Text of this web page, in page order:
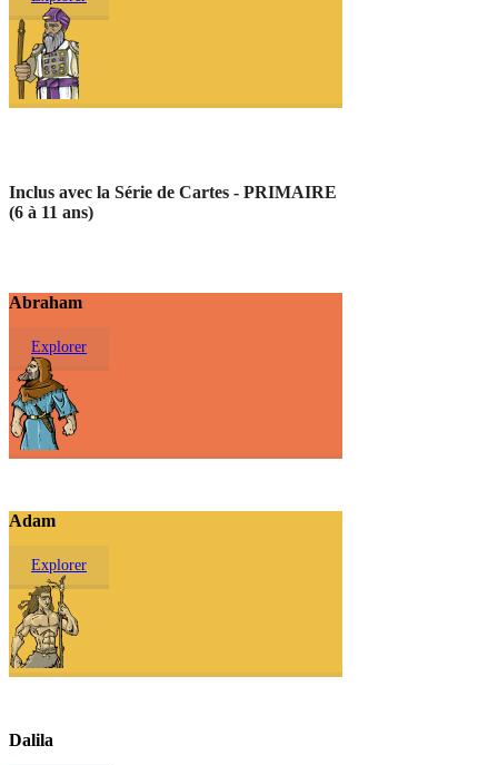
Inclus avec la Série de Cartes - PRIMAIRE
(6 à 11 ans)
Abraham
Explorer
Adam
Explorer
Dalila